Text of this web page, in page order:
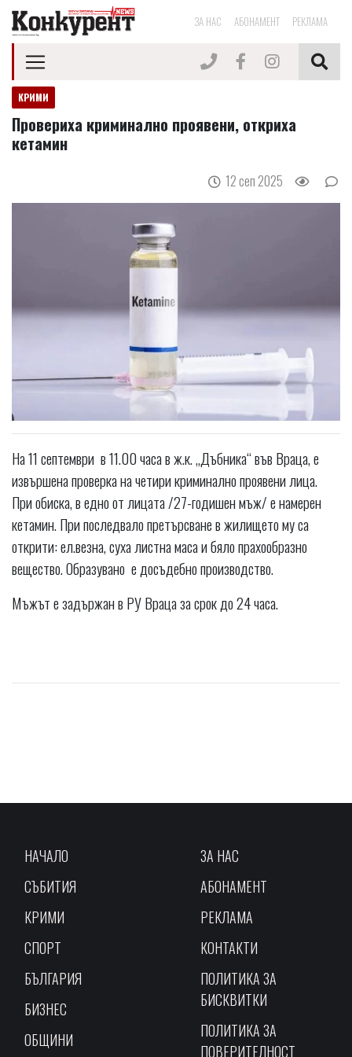
ЗА НАС АБОНАМЕНТ РЕКЛАМА
КРИМИ
Провериха криминално проявени, откриха
кетамин
12 сеп 2025
На 11 септември в 11.00 часа в ж.к. „Дъбника“ във Враца, е
извършена проверка на четири криминално проявени лица.
При обиска, в едно от лицата /27-годишен мъж/ е намерен
кетамин. При последвало претърсване в жилището му са
открити: ел.везна, суха листна маса и бяло прахообразно
вещество. Образувано е досъдебно производство.
Мъжът е задържан в РУ Враца за срок до 24 часа.
НАЧАЛО
СЪБИТИЯ
КРИМИ
СПОРТ
БЪЛГАРИЯ
БИЗНЕС
ОБЩИНИ
ЗА НАС
АБОНАМЕНТ
РЕКЛАМА
КОНТАКТИ
ПОЛИТИКА ЗА
БИСКВИТКИ
ПОЛИТИКА ЗА
ПОВЕРИТЕЛНОСТ